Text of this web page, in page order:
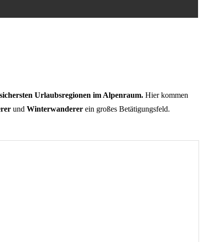
Urlaubsregionen im Alpenraum. Hier kommen
und Winterwanderer ein großes Betätigungsfeld.